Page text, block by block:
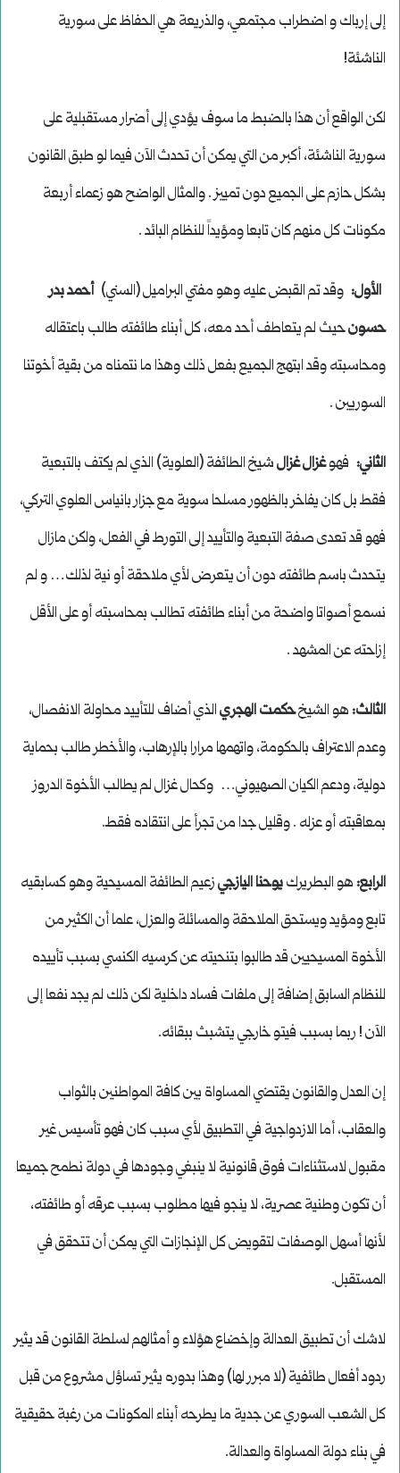
إلى إرباك و اضطراب مجتمعي، والذريعة هي الحفاظ على سورية
الناشئة!
لكن الواقع أن هذا بالضبط ما سوف يؤدي إلى أضرار مستقبلية على
سورية الناشئة، أكبر من التي يمكن أن تحدث الآن فيما لو طبق القانون
بشكل حازم على الجميع دون تمييز . والمثال الواضح هو زعماء أربعة
مكونات كل منهم كان تابعا ومؤيداً للنظام البائد .
الأول: وقد تم القبض عليه وهو مفتي البراميل (السني) أحمد بدر
حسونحيث لم يتعاطف أحد معه، كل أبناء طائفته طالب باعتقاله
ومحاسبته وقد ابتهج الجميع بفعل ذلك وهذا ما نتمناه من بقية أخوتنا
السوريين .
الثاني: فهوغزال غزالشيخ الطائفة (العلوية) الذي لم يكتف بالتبعية
فقط بل كان يفاخر بالظهور مسلحا سوية مع جزار بانياس العلوي التركي،
فهو قد تعدى صفة التبعية والتأييد إلى التورط في الفعل، ولكن مازال
يتحدث باسم طائفته دون أن يتعرض لأي ملاحقة أو نية لذلك… و لم
نسمع أصواتا واضحة من أبناء طائفته تطالب بمحاسبته أو على الأقل
إزاحته عن المشهد .
الثالث:هو الشيخحكمت الهجريالذي أضاف للتأييد محاولة الانفصال،
وعدم الاعتراف بالحكومة، واتهمها مرارا بالإرهاب، والأخطر طالب بحماية
دولية، ودعم الكيان الصهيوني… وكحال غزال لم يطالب الأخوة الدروز
بمعاقبته أو عزله . وقليل جدا من تجرأ على انتقاده فقط.
الرابع:هو البطريركيوحنا اليازجيزعيم الطائفة المسيحية وهو كسابقيه
تابع ومؤيد ويستحق الملاحقة والمسائلة والعزل، علما أن الكثير من
الأخوة المسيحيين قد طالبوا بتنحيته عن كرسيه الكنسي بسبب تأييده
للنظام السابق إضافة إلى ملفات فساد داخلية لكن ذلك لم يجد نفعا إلى
الآن ! ربما بسبب فيتو خارجي يتشبث ببقائه.
إن العدل والقانون يقتضي المساواة بين كافة المواطنين بالثواب
والعقاب، أما الازدواجية في التطبيق لأي سبب كان فهو تأسيس غير
مقبول لاستثناءات فوق قانونية لا ينبغي وجودها في دولة نطمح جميعا
أن تكون وطنية عصرية، لا ينجو فيها مطلوب بسبب عرقه أو طائفته،
لأنها أسهل الوصفات لتقويض كل الإنجازات التي يمكن أن تتحقق في
المستقبل.
لاشك أن تطبيق العدالة وإخضاع هؤلاء و أمثالهم لسلطة القانون قد يثير
ردود أفعال طائفية (لا مبرر لها) وهذا بدوره يثير تساؤل مشروع من قبل
كل الشعب السوري عن جدية ما يطرحه أبناء المكونات من رغبة حقيقية
في بناء دولة المساواة والعدالة.